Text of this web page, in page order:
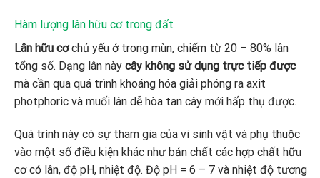
Hàm lượng lân hữu cơ trong đất
Lân hữu cơchủ yếu ở trong mùn, chiếm từ 20 – 80% lân
tổng số. Dạng lân này cây không sử dụng trực tiếp được
mà cần qua quá trình khoáng hóa giải phóng ra axit
photphoric và muối lân dễ hòa tan cây mới hấp thụ được.
Quá trình này có sự tham gia của vi sinh vật và phụ thuộc
vào một số điều kiện khác như bản chất các hợp chất hữu
cơ có lân, độ pH, nhiệt độ. Độ pH = 6 – 7 và nhiệt độ tương